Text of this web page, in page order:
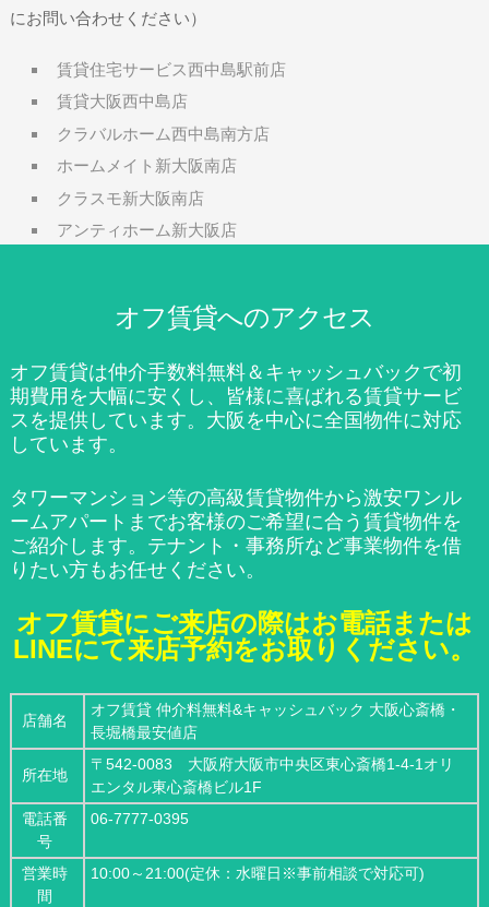
にお問い合わせください）
賃貸住宅サービス西中島駅前店
賃貸大阪西中島店
クラバルホーム西中島南方店
ホームメイト新大阪南店
クラスモ新大阪南店
アンティホーム新大阪店
オフ賃貸へのアクセス
オフ賃貸は仲介手数料無料＆キャッシュバックで初
期費用を大幅に安くし、皆様に喜ばれる賃貸サービ
スを提供しています。大阪を中心に全国物件に対応
しています。
タワーマンション等の高級賃貸物件から激安ワンル
ームアパートまでお客様のご希望に合う賃貸物件を
ご紹介します。テナント・事務所など事業物件を借
りたい方もお任せください。
オフ賃貸にご来店の際はお電話または
LINEにて来店予約をお取りください。
店舗名
オフ賃貸 仲介料無料&キャッシュバック 大阪心斎橋・
長堀橋最安値店
所在地
〒542-0083 大阪府大阪市中央区東心斎橋1-4-1オリ
エンタル東心斎橋ビル1F
電話番
号
06-7777-0395
営業時
間
10:00～21:00(定休：水曜日※事前相談で対応可)